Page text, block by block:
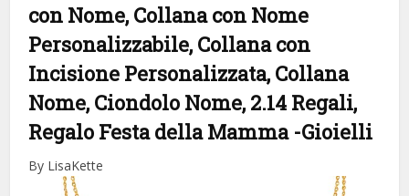
con Nome, Collana con Nome
Personalizzabile, Collana con
Incisione Personalizzata, Collana
Nome, Ciondolo Nome, 2.14 Regali,
Regalo Festa della Mamma -Gioielli
By LisaKette